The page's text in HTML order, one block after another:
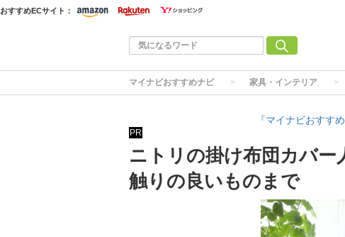
おすすめECサイト：
マイナビおすすめナビ 家具・インテリア
『マイナビおすす
PR
ニトリの掛け布団カバー
触りの良いものまで